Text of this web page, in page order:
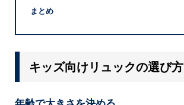
まとめ
キッズ向けリュックの選び方